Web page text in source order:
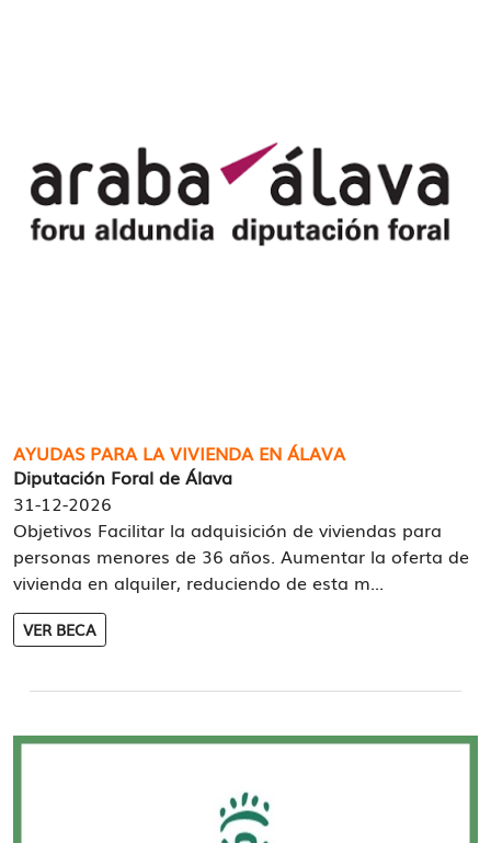
AYUDAS PARA LA VIVIENDA EN ÁLAVA
Diputación Foral de Álava
31-12-2026
Objetivos Facilitar la adquisición de viviendas para
personas menores de 36 años. Aumentar la oferta de
vivienda en alquiler, reduciendo de esta m...
VER BECA